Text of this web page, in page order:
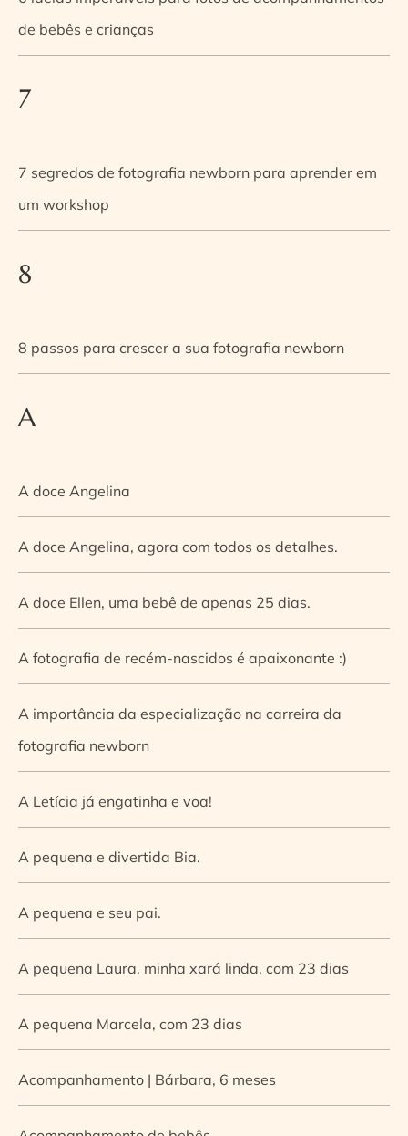
de bebês e crianças
7
7 segredos de fotografia newborn para aprender em
um workshop
8
8 passos para crescer a sua fotografia newborn
A
A doce Angelina
A doce Angelina, agora com todos os detalhes.
A doce Ellen, uma bebê de apenas 25 dias.
A fotografia de recém-nascidos é apaixonante :)
A importância da especialização na carreira da
fotografia newborn
A Letícia já engatinha e voa!
A pequena e divertida Bia.
A pequena e seu pai.
A pequena Laura, minha xará linda, com 23 dias
A pequena Marcela, com 23 dias
Acompanhamento | Bárbara, 6 meses